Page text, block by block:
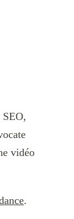
vidéo
.